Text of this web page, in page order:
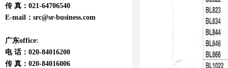
传 真：021-64706540
E-mail： src@sr-business.com
广东office:
电 话：020-84016200
传 真：020-84016006